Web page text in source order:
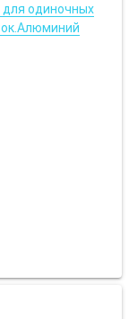
для одиночных